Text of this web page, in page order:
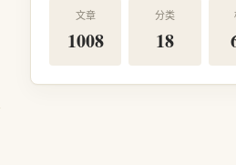
文章
1008
分类
18